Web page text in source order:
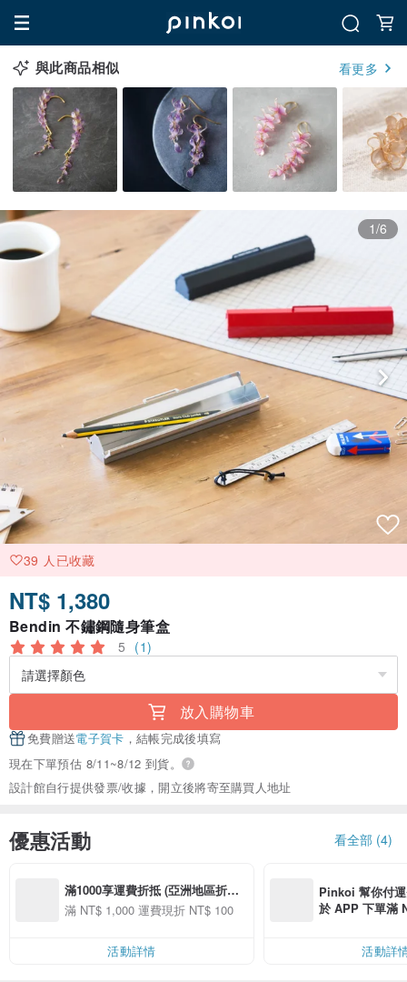
與此商品相似 看更多
1/6
39 人已收藏
NT$ 1,380
Bendin 不鏽鋼隨身筆盒
5 (1)
放入購物車
免費贈送電子賀卡 ，結帳完成後填寫
現在下單預估 8/11~8/12 到貨。
設計館自行提供發票/收據，開立後將寄至購買人地址
優惠活動 看全部 (4)
滿1000享運費折抵 (亞洲地區折後
免運)
滿 NT$ 1,000 運費現折 NT$ 100
活動詳情
Pinkoi 幫你付
於 APP 下單滿
活動詳